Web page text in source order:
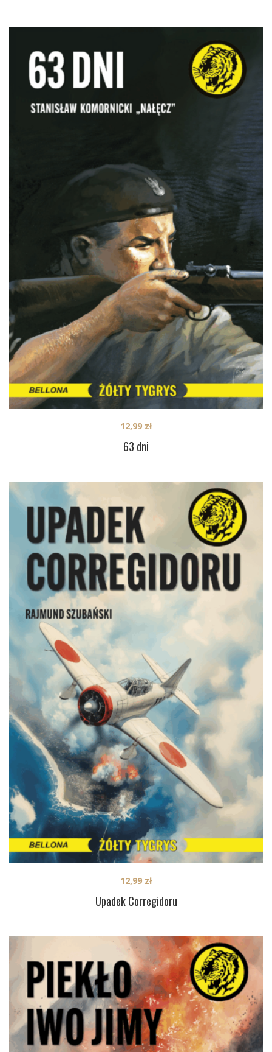
63 dni
12,99 zł
Upadek Corregidoru
12,99 zł